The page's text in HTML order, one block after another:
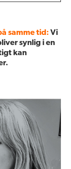
samme tid: Vi
synlig i en
kan